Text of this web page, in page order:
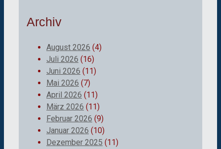
Archiv
August 2026 (4)
Juli 2026 (16)
Juni 2026 (11)
Mai 2026 (7)
April 2026 (11)
März 2026 (11)
Februar 2026 (9)
Januar 2026 (10)
Dezember 2025 (11)